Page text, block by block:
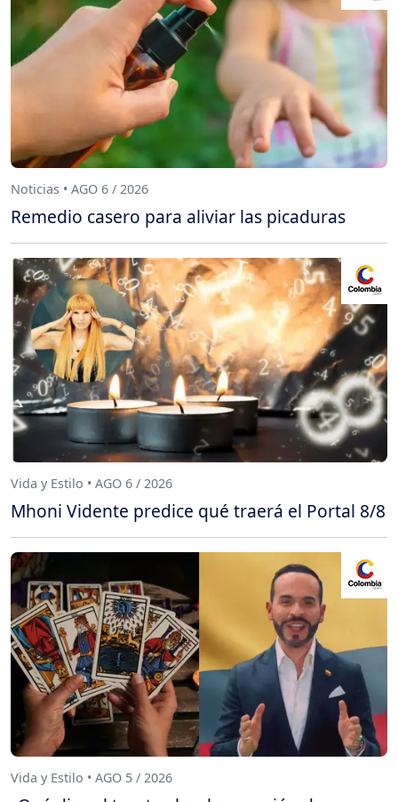
Noticias • AGO 6 / 2026
Remedio casero para aliviar las picaduras
Vida y Estilo • AGO 6 / 2026
Mhoni Vidente predice qué traerá el Portal 8/8
Vida y Estilo • AGO 5 / 2026